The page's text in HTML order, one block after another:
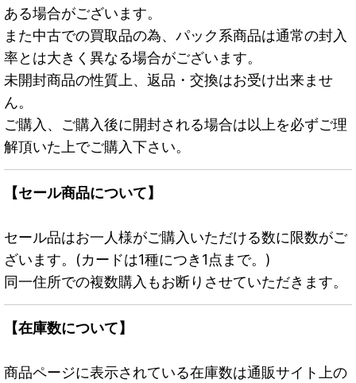
ある場合がございます。
また中古での買取品の為、パック系商品は通常の封入
率とは大きく異なる場合がございます。
未開封商品の性質上、返品・交換はお受け出来ませ
ん。
ご購入、ご購入後に開封される場合は以上を必ずご理
解頂いた上でご購入下さい。
【セール商品について】
セール品はお一人様がご購入いただける数に限数がご
ざいます。(カードは1種につき1点まで。)
同一住所での複数購入もお断りさせていただきます。
【在庫数について】
商品ページに表示されている在庫数は通販サイト上の